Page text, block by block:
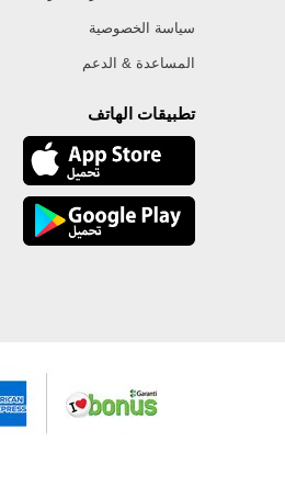
سياسة الخصوصية
المساعدة & الدعم
تطبيقات الهاتف